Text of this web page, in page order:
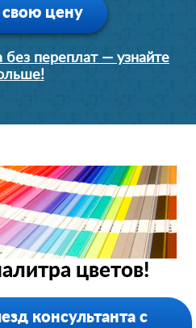
свою цену
без переплат — узнайте
цветов!
консультанта с